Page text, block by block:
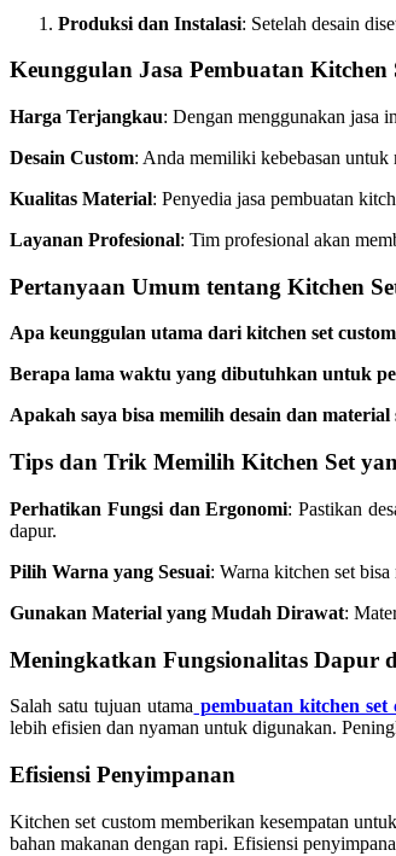
Produksi dan Instalasi: Setelah desain
Keunggulan Jasa Pembuatan Kitchen
Harga Terjangkau: Dengan menggunakan jasa
Desain Custom: Anda memiliki kebebasan untuk
Kualitas Material: Penyedia jasa pembuatan
Layanan Profesional: Tim profesional akan
Pertanyaan Umum tentang Kitchen
Apa keunggulan utama dari kitchen set
Berapa lama waktu yang dibutuhkan untuk
Apakah saya bisa memilih desain dan material
Tips dan Trik Memilih Kitchen Set
Perhatikan Fungsi dan Ergonomi: Pastikan
dapur.
Pilih Warna yang Sesuai: Warna kitchen set
Gunakan Material yang Mudah Dirawat:
Meningkatkan Fungsionalitas Dapur
Salah satu tujuan utama pembuatan kitchen set
lebih efisien dan nyaman untuk digunakan.
Efisiensi Penyimpanan
Kitchen set custom memberikan kesempatan
bahan makanan dengan rapi. Efisiensi